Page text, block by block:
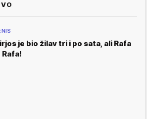
je bio žilav tri i po sata, ali Rafa
Rafa!